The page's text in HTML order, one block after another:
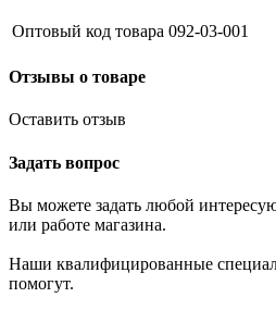
Оптовый код товара 092-03-001
Отзывы о товаре
Оставить отзыв
Задать вопрос
Вы можете задать любой
или работе магазина.
Наши квалифицированные
помогут.